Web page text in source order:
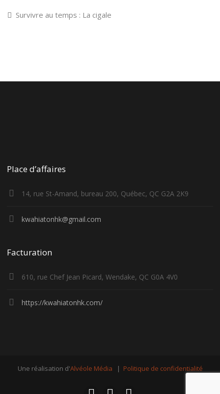
Survivre au temps : La cigale
Place d’affaires
14, rue St-Amand, bureau 200, Québec, QC G2A 2K9
kwahiatonhk@gmail.com
Facturation
610, rue Chef Jean Picard, Wendake, QC G0A 4V0
https://kwahiatonhk.com/
Une réalisation d'Alvéole Média | Politique de confidentialité